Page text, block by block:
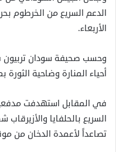
الدعم السريع من الخرطوم
الأربعاء.
وحسب صحيفة سودان
أحياء المنارة وضاحية
في المقابل استهدفت
السريع بالحلفايا
تصاعداً لأعمدة الدخان من